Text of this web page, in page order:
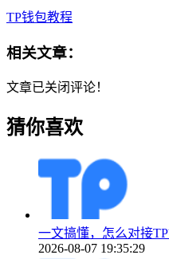
TP钱包教程
相关文章：
文章已关闭评论！
猜你喜欢
一文搞懂，怎么对接
2026-08-07 19:35:29